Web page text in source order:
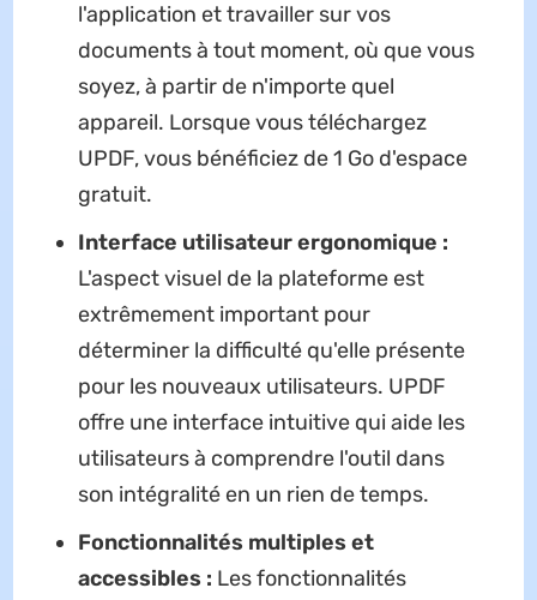
l'application et travailler sur vos
documents à tout moment, où que vous
soyez, à partir de n'importe quel
appareil. Lorsque vous téléchargez
UPDF, vous bénéficiez de 1 Go d'espace
gratuit.
Interface utilisateur ergonomique :
L'aspect visuel de la plateforme est
extrêmement important pour
déterminer la difficulté qu'elle présente
pour les nouveaux utilisateurs. UPDF
offre une interface intuitive qui aide les
utilisateurs à comprendre l'outil dans
son intégralité en un rien de temps.
Fonctionnalités multiples et
accessibles : Les fonctionnalités